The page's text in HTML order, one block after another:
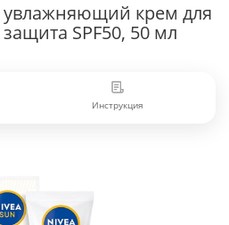
крем для
SPF50, 50 мл
Инструкция